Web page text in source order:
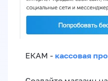
ЕКАМ - кассовая